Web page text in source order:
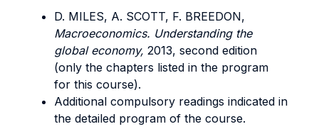
D. MILES, A. SCOTT, F. BREEDON,
Macroeconomics. Understanding the
global economy, 2013, second edition
(only the chapters listed in the program
for this course).
Additional compulsory readings indicated in
the detailed program of the course.